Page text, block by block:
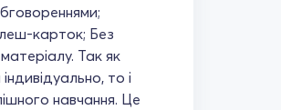
карток; Без
Так як
то і
навчання. Це